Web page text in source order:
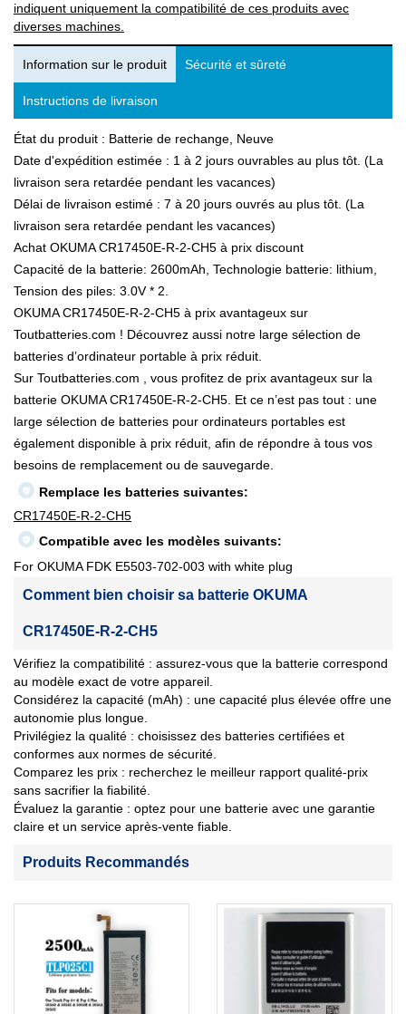
indiquent uniquement la compatibilité de ces produits avec
diverses machines.
Information sur le produit Sécurité et sûreté
Instructions de livraison
État du produit : Batterie de rechange, Neuve
Date d'expédition estimée : 1 à 2 jours ouvrables au plus tôt. (La
livraison sera retardée pendant les vacances)
Délai de livraison estimé : 7 à 20 jours ouvrés au plus tôt. (La
livraison sera retardée pendant les vacances)
Achat OKUMA CR17450E-R-2-CH5 à prix discount
Capacité de la batterie: 2600mAh, Technologie batterie: lithium,
Tension des piles: 3.0V * 2.
OKUMA CR17450E-R-2-CH5 à prix avantageux sur
Toutbatteries.com ! Découvrez aussi notre large sélection de
batteries d’ordinateur portable à prix réduit.
Sur Toutbatteries.com , vous profitez de prix avantageux sur la
batterie OKUMA CR17450E-R-2-CH5. Et ce n’est pas tout : une
large sélection de batteries pour ordinateurs portables est
également disponible à prix réduit, afin de répondre à tous vos
besoins de remplacement ou de sauvegarde.
Remplace les batteries suivantes:
CR17450E-R-2-CH5
Compatible avec les modèles suivants:
For OKUMA FDK E5503-702-003 with white plug
Comment bien choisir sa batterie OKUMA
CR17450E-R-2-CH5
Vérifiez la compatibilité : assurez-vous que la batterie correspond
au modèle exact de votre appareil.
Considérez la capacité (mAh) : une capacité plus élevée offre une
autonomie plus longue.
Privilégiez la qualité : choisissez des batteries certifiées et
conformes aux normes de sécurité.
Comparez les prix : recherchez le meilleur rapport qualité-prix
sans sacrifier la fiabilité.
Évaluez la garantie : optez pour une batterie avec une garantie
claire et un service après-vente fiable.
Produits Recommandés